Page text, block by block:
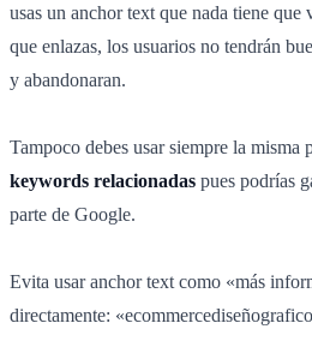
usas un anchor text que nada tiene que
que enlazas, los usuarios no tendrán
y abandonaran.
Tampoco debes usar siempre la misma
keywords relacionadas pues podrías
parte de Google.
Evita usar anchor text como «más
directamente: